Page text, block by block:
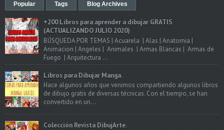
Popular Tags Blog Archives
+200 Libros para aprender a dibujar GRATIS
(ACTUALIZANDO JULIO 2020)
BÚSQUEDA POR TEMAS | Acuarela | Alas | Anatomia |
Animacion | Angeles | Animales | Armas Blancas | Armas de
Fuego | Arquitectura ...
Libros para Dibujar Manga.
Hace algunos años que venimos compartiendo algunos libros
de dibujo gratis de diversas técnicas. Con el tiempo, se han
convertido en un...
Colección Revista DibujArte.